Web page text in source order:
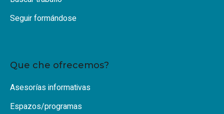
Seguir formándose
Que che ofrecemos?
Asesorías informativas
Espazos/programas